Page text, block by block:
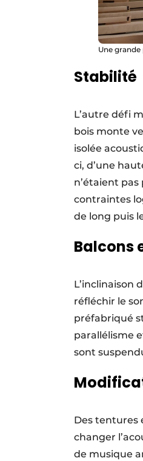
Une
Stabilité
L’autre défi
bois monte
isolée
ci, d’une
n’étaient pas
contraintes
de long puis
Balcons
L’inclinaison
réfléchir le
préfabriqué
parallélisme
sont
Des tentures
changer
de musique